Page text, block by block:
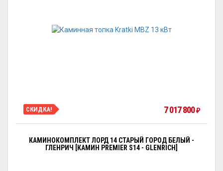
СКИДКА! 7 017 800 ₽
КАМИНОКОМПЛЕКТ ЛОРД 14 СТАРЫЙ ГОРОД БЕЛЫЙ -
ГЛЕНРИЧ [КАМИН PREMIER S14 - GLENRICH]